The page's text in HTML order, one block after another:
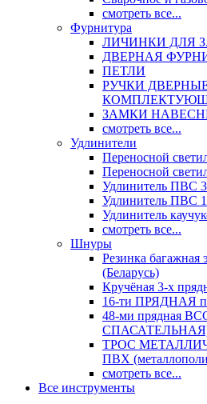
смотреть все...
Фурнитура
ЛИЧИНКИ ДЛЯ
ДВЕРНАЯ
ПЕТЛИ
РУЧКИ
ЗАМКИ
смотреть все...
Удлинители
Переносной
Переносной
Удлинитель ПВС 3
Удлинитель ПВС 1
Удлинитель
смотреть все...
Шнуры
Резинка багажная
(Беларусь)
Кручёная 3-х
16-ти ПРЯДНАЯ
48-ми прядная
ТРОС
ПВХ
смотреть все...
Все инструменты